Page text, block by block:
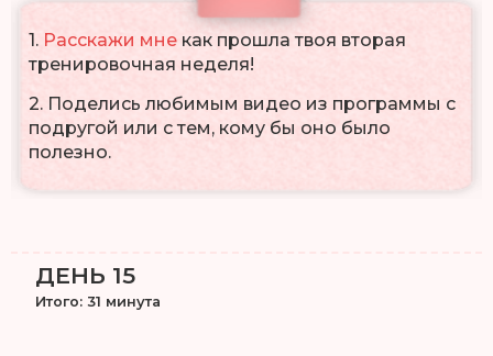
1. Расскажи мнекак прошла твоя вторая
тренировочная неделя!
2. Поделись любимым видео из программы с
подругой или с тем, кому бы оно было
полезно.
ДЕНЬ 15
Итого: 31 минута